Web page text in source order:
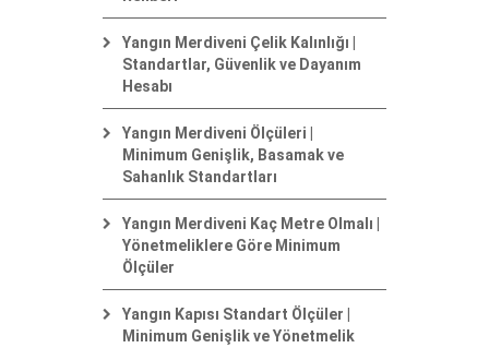
Yangın Merdiveni Çelik Kalınlığı |
Standartlar, Güvenlik ve Dayanım
Hesabı
Yangın Merdiveni Ölçüleri |
Minimum Genişlik, Basamak ve
Sahanlık Standartları
Yangın Merdiveni Kaç Metre Olmalı |
Yönetmeliklere Göre Minimum
Ölçüler
Yangın Kapısı Standart Ölçüler |
Minimum Genişlik ve Yönetmelik